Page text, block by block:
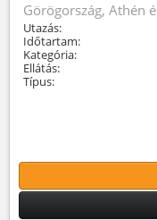
Görögország, Athén
Utazás:
Időtartam:
Kategória:
Ellátás:
Típus: